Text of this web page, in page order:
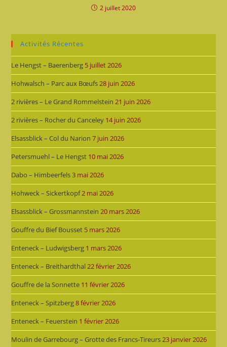
2 juillet 2020
Activités Récentes
Le Hengst – Baerenberg 5 juillet 2026
Hohwalsch – Parc aux Bœufs28 juin 2026
2 rivières – Le Grand Rommelstein 21 juin 2026
2 rivières – Rocher du Canceley 14 juin 2026
Elsassblick – Col du Narion 7 juin 2026
Petersmuehl – Le Hengst 10 mai 2026
Dabo – Himbeerfels3 mai 2026
Hohweck – Sickertkopf2 mai 2026
Elsassblick – Grossmannstein 20 mars 2026
Gouffre du Bief Bousset 5 mars 2026
Enteneck – Ludwigsberg 1 mars 2026
Enteneck – Breithardthal22 février 2026
Gouffre de la Sonnette 11 février 2026
Enteneck – Spitzberg8 février 2026
Enteneck – Feuerstein 1 février 2026
Moulin de Garrebourg – Grotte des Francs-Tireurs23 janvier 2026